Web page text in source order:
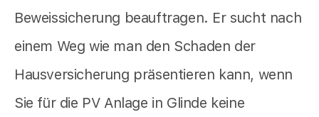
Beweissicherung beauftragen. Er sucht nach
einem Weg wie man den Schaden der
Hausversicherung präsentieren kann, wenn
Sie für die PV Anlage in Glinde keine